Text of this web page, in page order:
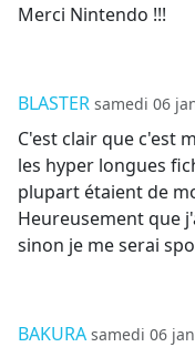
Merci Nintendo !!!
BLASTER samedi 06
C'est clair que c'est
les hyper longues
plupart étaient de
Heureusement que
sinon je me serai
BAKURA samedi 06